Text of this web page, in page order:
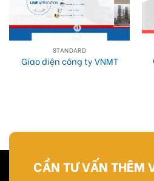
STANDARD
Giao diện công ty VNMT
CẦN TƯ VẤN THÊM